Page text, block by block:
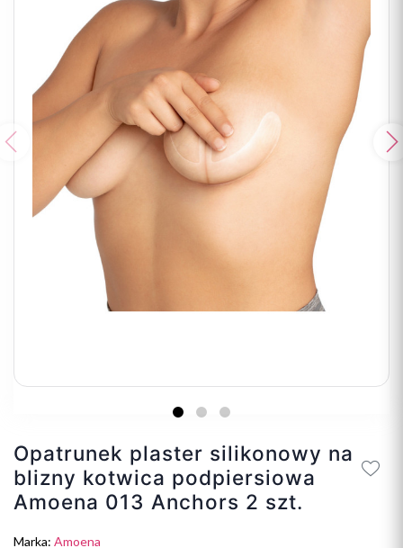
Poprzedni
Opatrunek plaster silikonowy na
blizny kotwica podpiersiowa
Amoena 013 Anchors 2 szt.
Marka: Amoena